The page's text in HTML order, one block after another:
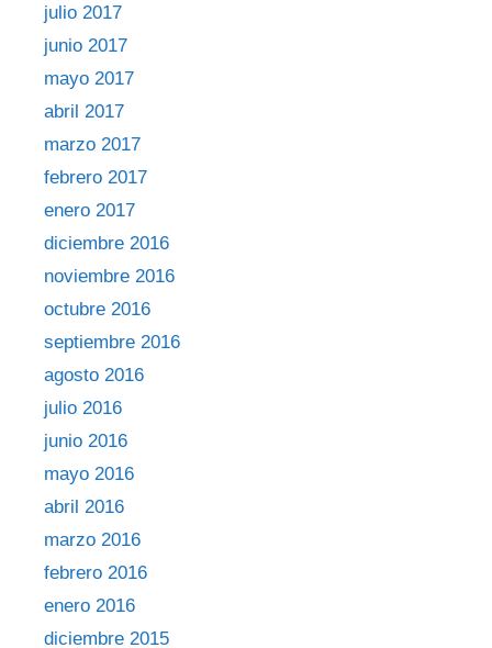
julio 2017
junio 2017
mayo 2017
abril 2017
marzo 2017
febrero 2017
enero 2017
diciembre 2016
noviembre 2016
octubre 2016
septiembre 2016
agosto 2016
julio 2016
junio 2016
mayo 2016
abril 2016
marzo 2016
febrero 2016
enero 2016
diciembre 2015